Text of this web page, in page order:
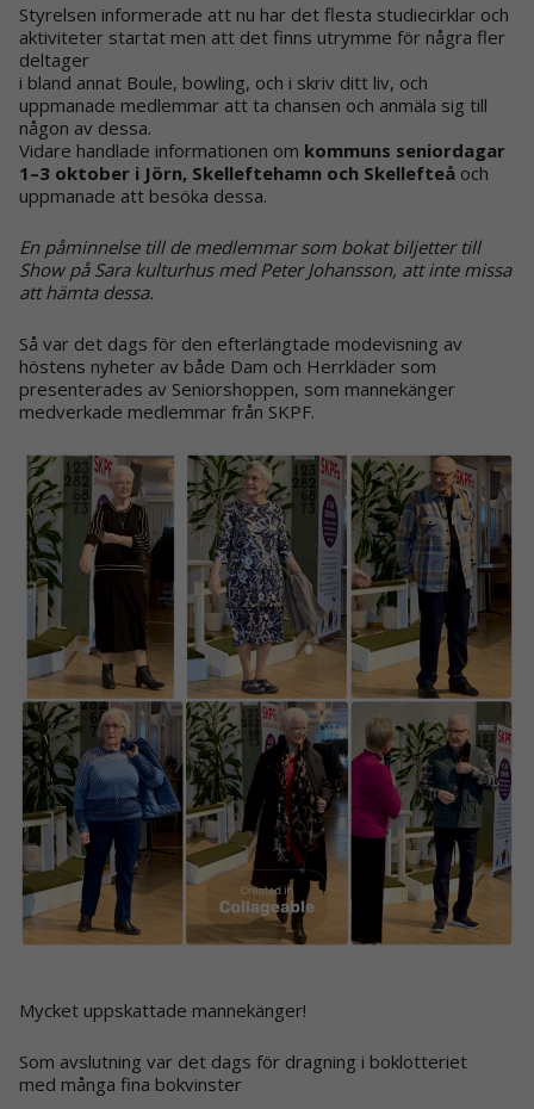
Styrelsen informerade att nu har det flesta studiecirklar och
aktiviteter startat men att det finns utrymme för några fler
deltager
i bland annat Boule, bowling, och i skriv ditt liv, och
uppmanade medlemmar att ta chansen och anmäla sig till
någon av dessa.
Vidare handlade informationen om kommuns seniordagar
1–3 oktober i Jörn, Skelleftehamn och Skellefteå och
uppmanade att besöka dessa.
En påminnelse till de medlemmar som bokat biljetter till
Show på Sara kulturhus med Peter Johansson, att inte missa
att hämta dessa.
Så var det dags för den efterlängtade modevisning av
höstens nyheter av både Dam och Herrkläder som
presenterades av Seniorshoppen, som mannekänger
medverkade medlemmar från SKPF.
Mycket uppskattade mannekänger!
Som avslutning var det dags för dragning i boklotteriet
med många fina bokvinster